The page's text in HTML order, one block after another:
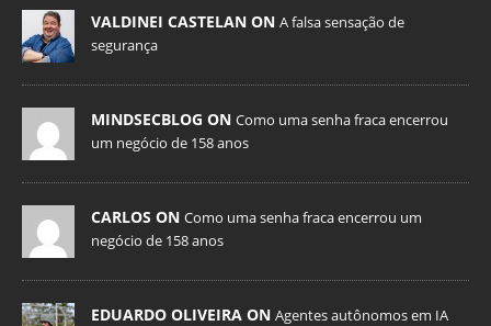
VALDINEI CASTELAN ON A falsa sensação de
segurança
MINDSECBLOG ON Como uma senha fraca encerrou
um negócio de 158 anos
CARLOS ON Como uma senha fraca encerrou um
negócio de 158 anos
EDUARDO OLIVEIRA ON Agentes autônomos em IA